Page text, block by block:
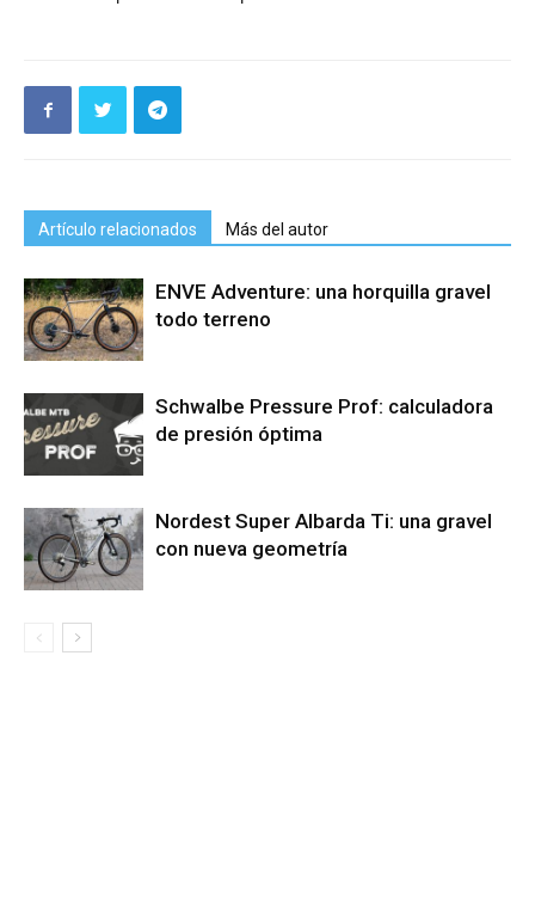
Artículo relacionados Más del autor
ENVE Adventure: una horquilla gravel
todo terreno
Schwalbe Pressure Prof: calculadora
de presión óptima
Nordest Super Albarda Ti: una gravel
con nueva geometría